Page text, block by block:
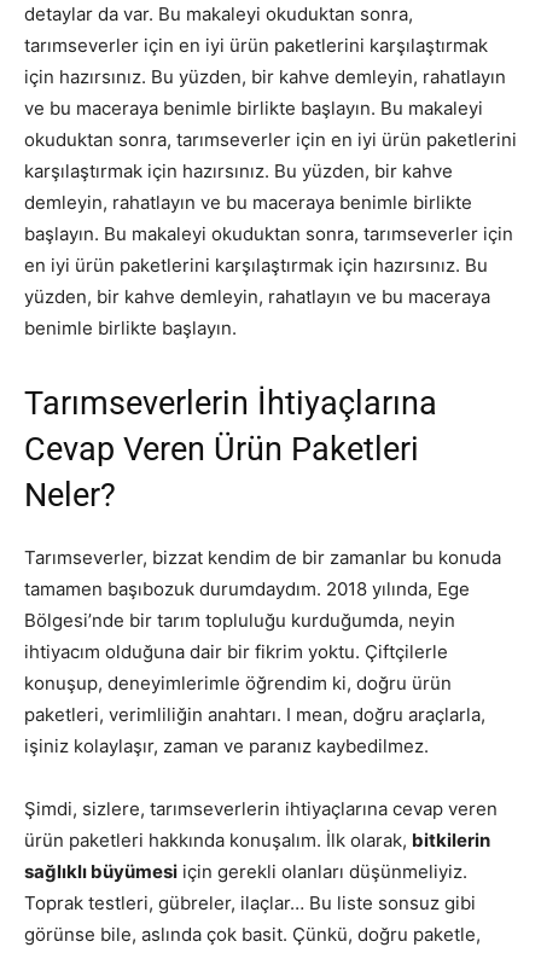
detaylar da var. Bu makaleyi okuduktan sonra,
tarımseverler için en iyi ürün paketlerini karşılaştırmak
için hazırsınız. Bu yüzden, bir kahve demleyin, rahatlayın
ve bu maceraya benimle birlikte başlayın. Bu makaleyi
okuduktan sonra, tarımseverler için en iyi ürün paketlerini
karşılaştırmak için hazırsınız. Bu yüzden, bir kahve
demleyin, rahatlayın ve bu maceraya benimle birlikte
başlayın. Bu makaleyi okuduktan sonra, tarımseverler için
en iyi ürün paketlerini karşılaştırmak için hazırsınız. Bu
yüzden, bir kahve demleyin, rahatlayın ve bu maceraya
benimle birlikte başlayın.
Tarımseverlerin İhtiyaçlarına
Cevap Veren Ürün Paketleri
Neler?
Tarımseverler, bizzat kendim de bir zamanlar bu konuda
tamamen başıbozuk durumdaydım. 2018 yılında, Ege
Bölgesi’nde bir tarım topluluğu kurduğumda, neyin
ihtiyacım olduğuna dair bir fikrim yoktu. Çiftçilerle
konuşup, deneyimlerimle öğrendim ki, doğru ürün
paketleri, verimliliğin anahtarı. I mean, doğru araçlarla,
işiniz kolaylaşır, zaman ve paranız kaybedilmez.
Şimdi, sizlere, tarımseverlerin ihtiyaçlarına cevap veren
ürün paketleri hakkında konuşalım. İlk olarak, bitkilerin
sağlıklı büyümesi için gerekli olanları düşünmeliyiz.
Toprak testleri, gübreler, ilaçlar… Bu liste sonsuz gibi
görünse bile, aslında çok basit. Çünkü, doğru paketle,